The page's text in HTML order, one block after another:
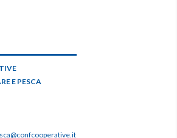
E PESCA